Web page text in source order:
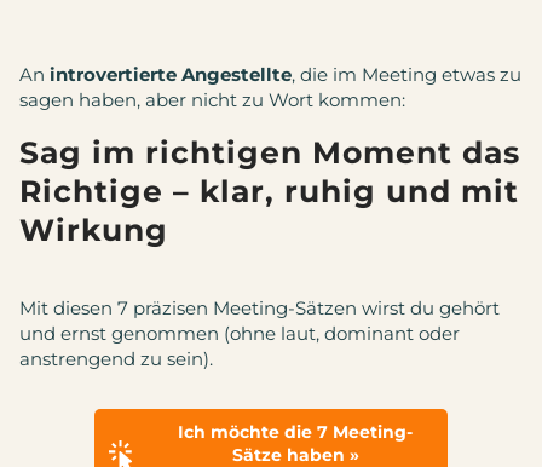
An introvertierte Angestellte, die im Meeting etwas zu
sagen haben, aber nicht zu Wort kommen:
Sag im richtigen Moment das
Richtige – klar, ruhig und mit
Wirkung
Mit diesen 7 präzisen Meeting-Sätzen wirst du gehört
und ernst genommen (ohne laut, dominant oder
anstrengend zu sein).
Ich möchte die 7 Meeting-
Sätze haben »